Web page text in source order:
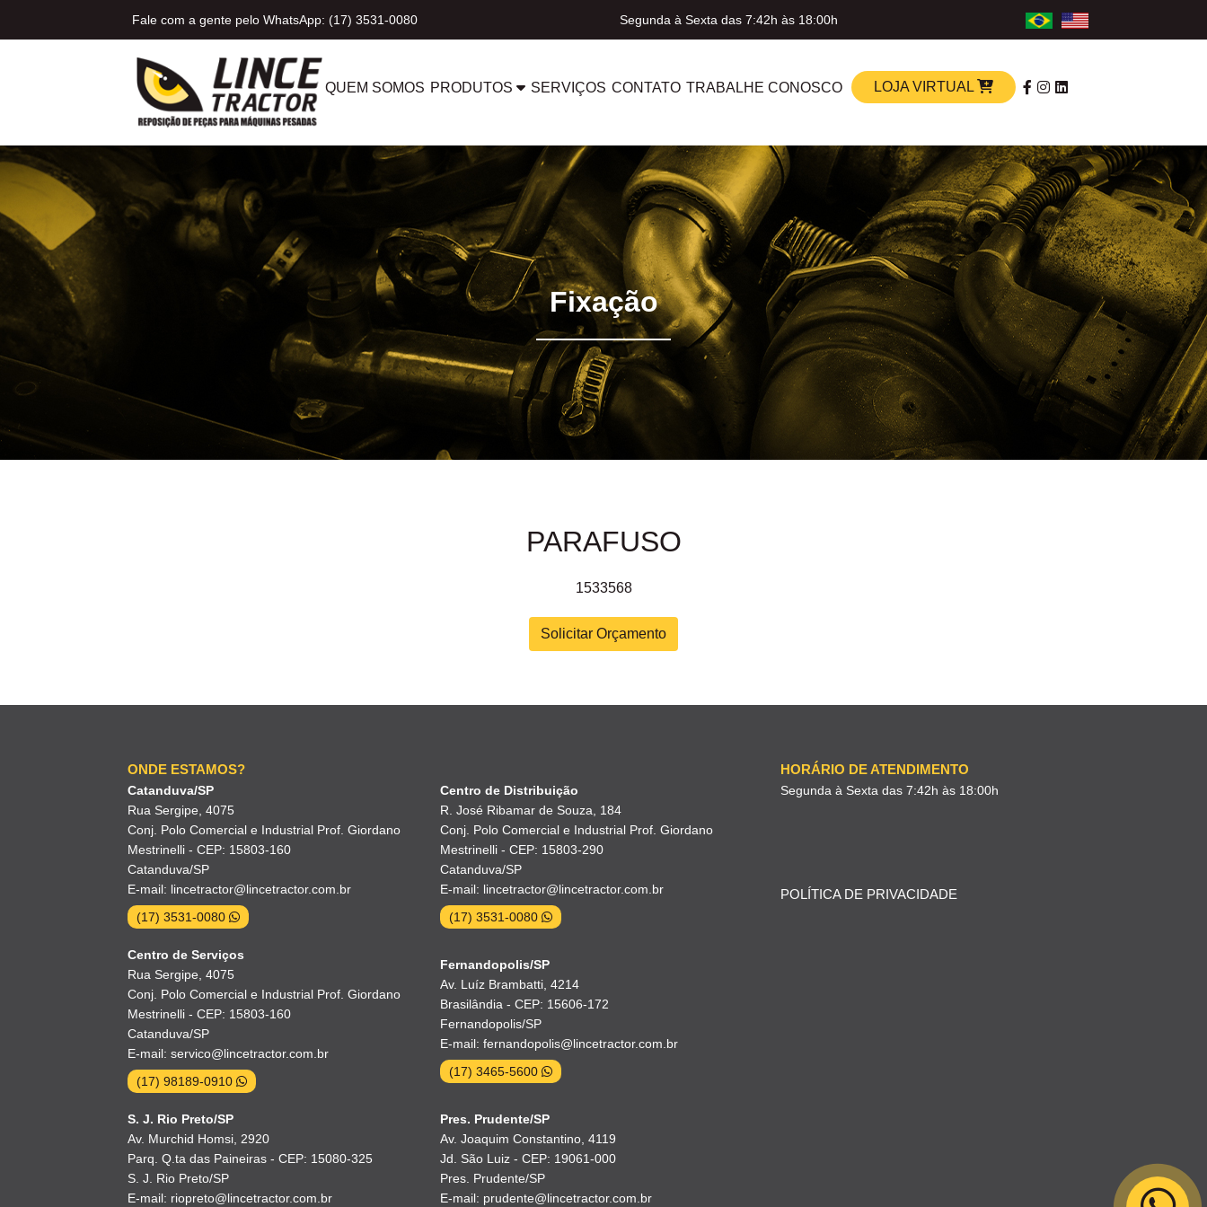
Fale com a gente pelo WhatsApp: (17) 3531-0080 Segunda à Sexta das 7:42h às 18:00h
QUEM SOMOS PRODUTOS SERVIÇOS CONTATO TRABALHE CONOSCO LOJA VIRTUAL
Fixação
PARAFUSO
1533568
Solicitar Orçamento
ONDE ESTAMOS?
Catanduva/SP
Rua Sergipe, 4075
Conj. Polo Comercial e Industrial Prof. Giordano
Mestrinelli - CEP: 15803-160
Catanduva/SP
E-mail: lincetractor@lincetractor.com.br
(17) 3531-0080
Centro de Distribuição
R. José Ribamar de Souza, 184
Conj. Polo Comercial e Industrial Prof. Giordano
Mestrinelli - CEP: 15803-290
Catanduva/SP
E-mail: lincetractor@lincetractor.com.br
(17) 3531-0080
Centro de Serviços
Rua Sergipe, 4075
Conj. Polo Comercial e Industrial Prof. Giordano
Mestrinelli - CEP: 15803-160
Catanduva/SP
E-mail: servico@lincetractor.com.br
(17) 98189-0910
Fernandopolis/SP
Av. Luíz Brambatti, 4214
Brasilândia - CEP: 15606-172
Fernandopolis/SP
E-mail: fernandopolis@lincetractor.com.br
(17) 3465-5600
S. J. Rio Preto/SP
Av. Murchid Homsi, 2920
Parq. Q.ta das Paineiras - CEP: 15080-325
S. J. Rio Preto/SP
E-mail: riopreto@lincetractor.com.br
Pres. Prudente/SP
Av. Joaquim Constantino, 4119
Jd. São Luiz - CEP: 19061-000
Pres. Prudente/SP
E-mail: prudente@lincetractor.com.br
HORÁRIO DE ATENDIMENTO
Segunda à Sexta das 7:42h às 18:00h
POLÍTICA DE PRIVACIDADE